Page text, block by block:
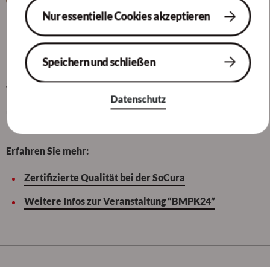
Die Auszeichnung ist eine tolle Anerkennung unserer
Entwicklung bei der SoCura, da wir es uns zur Aufgabe gemacht
haben, die Nutzerinnen und Nutzer unserer
gemeinwohlorientierten Kundenorganisationen mit IT-Services
professionell und zuverlässig in ihrer täglichen Arbeit zu
unterstützen – den Dienst am Menschen.
Erfahren Sie mehr:
Zertifizierte Qualität bei der SoCura
Weitere Infos zur Veranstaltung “BMPK24”
Nur essentielle Cookies akzeptieren
Speichern und schließen
Datenschutz